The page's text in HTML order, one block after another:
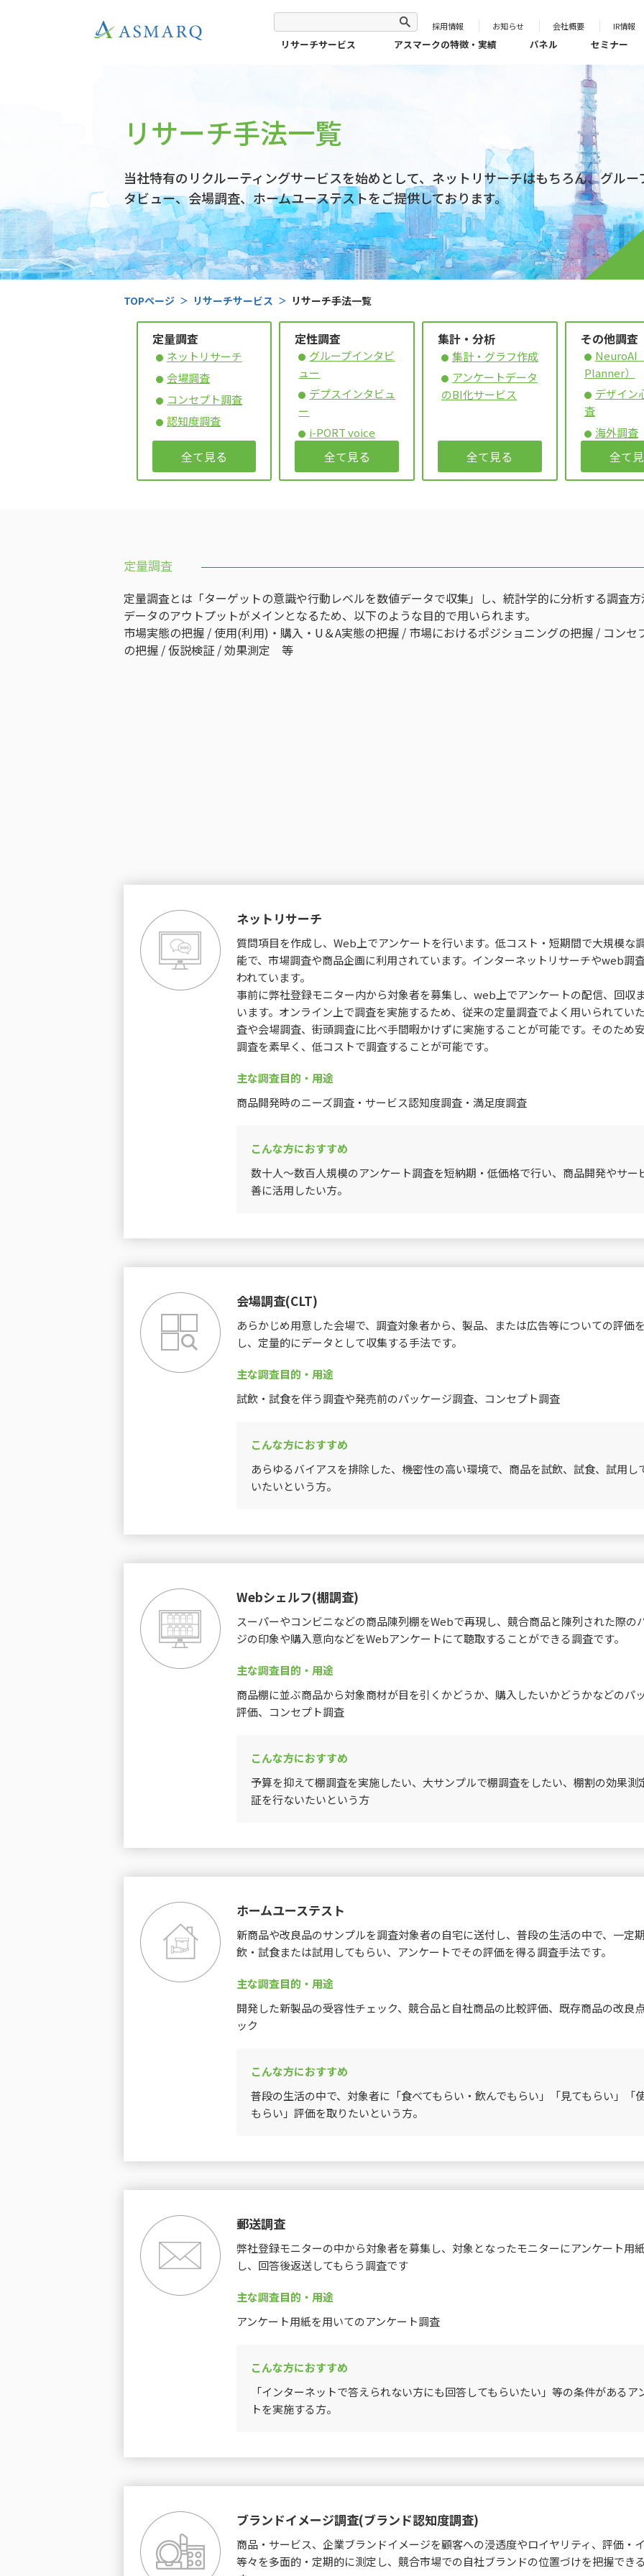
採用情報 お知らせ 会社概要 IR情報
リサーチサービス アスマークの特徴・実績 パネル セミナー
リサーチ手法一覧
当社特有のリクルーティングサービスを始めとして、ネットリサーチはもちろん、グルー
タビュー、会場調査、ホームユーステストをご提供しております。
TOPページ リサーチサービス リサーチ手法一覧
定量調査
ネットリサーチ
会場調査
コンセプト調査
認知度調査
全て見る
定性調査
グループインタビ
ュー
デプスインタビュ
ー
i-PORT voice
i-PORT chat
全て見る
集計・分析
集計・グラフ作成
アンケートデータ
のBI化サービス
全て見る
その他調査
NeuroAI
Planner）
デザイン
査
海外調査
学術研究
全て
定量調査
定量調査とは「ターゲットの意識や行動レベルを数値データで収集」し、統計学的に分析する調査
データのアウトプットがメインとなるため、以下のような目的で用いられます。
市場実態の把握 / 使用(利用)・購入・U＆A実態の把握 / 市場におけるポジショニングの把握 / コンセ
の把握 / 仮説検証 / 効果測定 等
ネットリサーチ
質問項目を作成し、Web上でアンケートを行います。低コスト・短期間で大規模な
能で、市場調査や商品企画に利用されています。インターネットリサーチやweb調
われています。
事前に弊社登録モニター内から対象者を募集し、web上でアンケートの配信、回収
います。オンライン上で調査を実施するため、従来の定量調査でよく用いられてい
査や会場調査、街頭調査に比べ手間暇かけずに実施することが可能です。そのため
調査を素早く、低コストで調査することが可能です。
主な調査目的・用途
商品開発時のニーズ調査・サービス認知度調査・満足度調査
こんな方におすすめ
数十人～数百人規模のアンケート調査を短納期・低価格で行い、商品開発やサー
善に活用したい方。
会場調査(CLT)
あらかじめ用意した会場で、調査対象者から、製品、または広告等についての評価
し、定量的にデータとして収集する手法です。
主な調査目的・用途
試飲・試食を伴う調査や発売前のパッケージ調査、コンセプト調査
こんな方におすすめ
あらゆるバイアスを排除した、機密性の高い環境で、商品を試飲、試食、試用し
いたいという方。
Webシェルフ(棚調査)
スーパーやコンビニなどの商品陳列棚をWebで再現し、競合商品と陳列された際の
ジの印象や購入意向などをWebアンケートにて聴取することができる調査です。
主な調査目的・用途
商品棚に並ぶ商品から対象商材が目を引くかどうか、購入したいかどうかなどのパ
評価、コンセプト調査
こんな方におすすめ
予算を抑えて棚調査を実施したい、大サンプルで棚調査をしたい、棚割の効果測
証を行ないたいという方
ホームユーステスト
新商品や改良品のサンプルを調査対象者の自宅に送付し、普段の生活の中で、一定
飲・試食または試用してもらい、アンケートでその評価を得る調査手法です。
主な調査目的・用途
開発した新製品の受容性チェック、競合品と自社商品の比較評価、既存商品の改良
ック
こんな方におすすめ
普段の生活の中で、対象者に「食べてもらい・飲んでもらい」「見てもらい」「
もらい」評価を取りたいという方。
郵送調査
弊社登録モニターの中から対象者を募集し、対象となったモニターにアンケート用
し、回答後返送してもらう調査です
主な調査目的・用途
アンケート用紙を用いてのアンケート調査
こんな方におすすめ
「インターネットで答えられない方にも回答してもらいたい」等の条件があるア
トを実施する方。
ブランドイメージ調査(ブランド認知度調査)
商品・サービス、企業ブランドイメージを顧客への浸透度やロイヤリティ、評価・
等々を多面的・定期的に測定し、競合市場での自社ブランドの位置づけを把握でき